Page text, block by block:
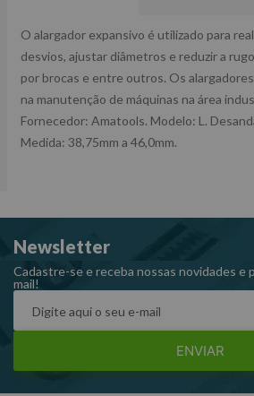
O alargador expansivo é utilizado para
desvios, ajustar diâmetros e reduzir a
por brocas e entre outros. Os
na manutenção de máquinas na área
Fornecedor: Amatools. Modelo: L.
Medida: 38,75mm a 46,0mm.
Newsletter
Cadastre-se e receba nossas novidades e
mail!
ENVIAR